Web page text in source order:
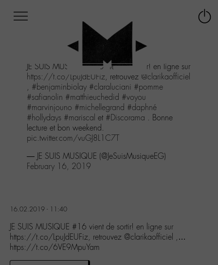
au
menu
Aller
contenu
Aller
recherche
JE SUIS MUSIQUE #16 vient de sortir! en ligne sur
https://t.co/LpuJdEUFiz, retrouvez @clarikaofficiel
, #benjaminbiolay #claraluciani #pomme
#safianolin #matthieuchedid #voyou
#marvinjouno #michellegrand #daphné
#hollydays #mariscal et #Discorama . Bonne
lecture et bon weekend.
pic.twitter.com/vuGJ8L1C7T
— JE SUIS MUSIQUE (@JeSuisMusiqueEG)
February 16, 2019
16.02.2019 - 11:40
JE SUIS MUSIQUE #16 vient de sortir! en ligne sur
https://t.co/LpuJdEUFiz, retrouvez @clarikaofficiel ,…
https://t.co/6VE9MpuYam